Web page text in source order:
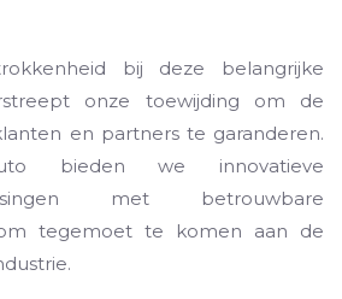
bij deze belangrijke
onze toewijding om de
en partners te garanderen.
bieden we innovatieve
met betrouwbare
tegemoet te komen aan de